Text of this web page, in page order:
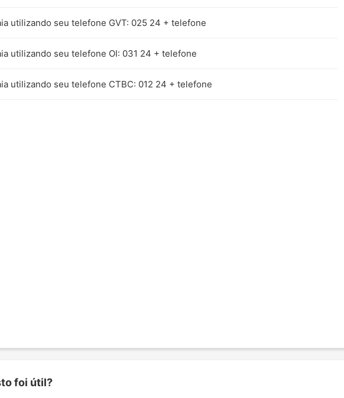
utilizando seu telefone GVT: 025 24 + telefone
utilizando seu telefone OI: 031 24 + telefone
utilizando seu telefone CTBC: 012 24 + telefone
foi útil?